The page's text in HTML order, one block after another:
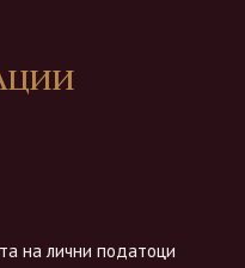
на лични податоци